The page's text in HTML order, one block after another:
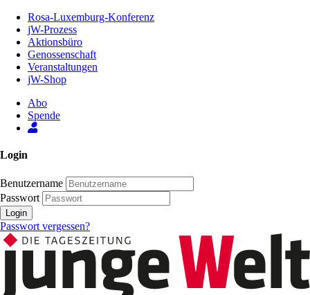
Inhalt
Seite
Rosa-Luxemburg-Konferenz
jW-Prozess
Aktionsbüro
Genossenschaft
Veranstaltungen
jW-Shop
Abo
Spende
Login
Benutzername
Passwort
Login
Passwort vergessen?